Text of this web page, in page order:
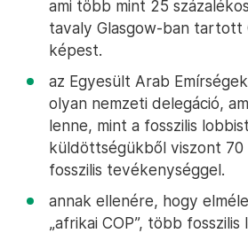
ami több mint 25
tavaly Glasgow-ban tartott
képest.
az Egyesült Arab
olyan nemzeti delegáció,
lenne, mint a fosszilis
küldöttségükből viszont
fosszilis tevékenységgel.
annak ellenére, hogy
„afrikai COP”, több